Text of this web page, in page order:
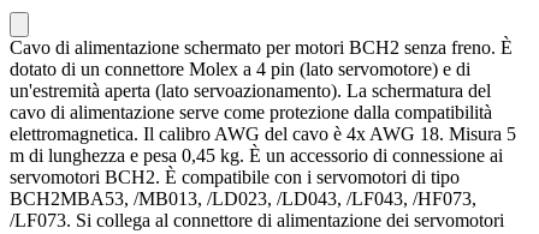
Cavo di alimentazione schermato per motori BCH2 senza freno. È
dotato di un connettore Molex a 4 pin (lato servomotore) e di
un'estremità aperta (lato servoazionamento). La schermatura del
cavo di alimentazione serve come protezione dalla compatibilità
elettromagnetica. Il calibro AWG del cavo è 4x AWG 18. Misura 5
m di lunghezza e pesa 0,45 kg. È un accessorio di connessione ai
servomotori BCH2. È compatibile con i servomotori di tipo
BCH2MBA53, /MB013, /LD023, /LD043, /LF043, /HF073,
/LF073. Si collega al connettore di alimentazione dei servomotori